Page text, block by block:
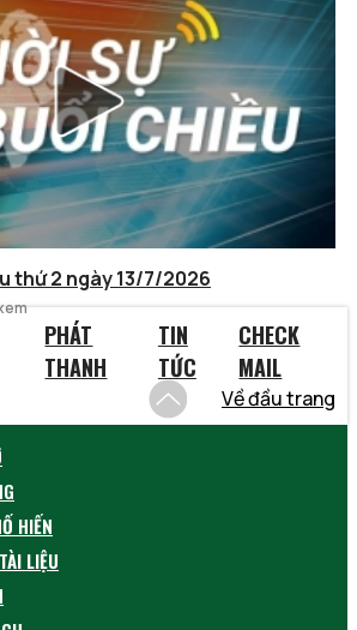
thứ 2 ngày 13/7/2026
PHÁT
THANH
TIN
TỨC
CHECK
MAIL
Về đầu trang
HIẾN
LIỆU